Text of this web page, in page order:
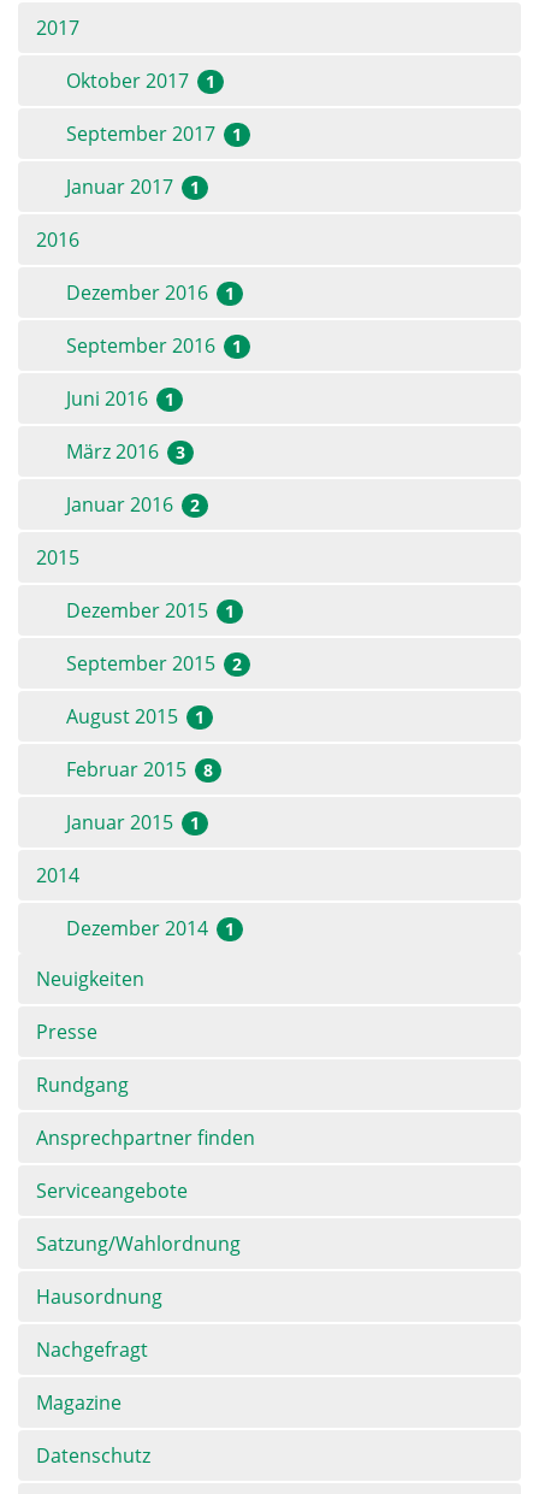
2017
Oktober 2017
1
September 2017 1
Januar 2017 1
2016
Dezember 2016
1
September 2016 1
Juni 2016 1
März 2016 3
Januar 2016 2
2015
Dezember 2015
1
September 2015 2
August 2015 1
Februar 2015 8
Januar 2015 1
2014
Dezember 2014
1
Navigation
überspringen
Neuigkeiten
Presse
Rundgang
Ansprechpartner finden
Serviceangebote
Satzung/Wahlordnung
Hausordnung
Nachgefragt
Magazine
Datenschutz